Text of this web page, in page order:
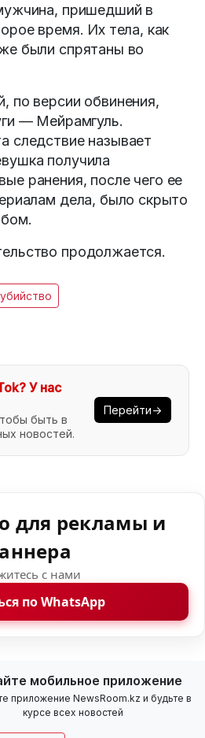
пришедший в
время. Их тела, как
были спрятаны во
по версии обвинения,
— Мейрамгуль.
следствие называет
получила
ранения, после чего ее
дела, было скрыто
продолжается.
У нас
быть в
новостей.
Перейти→
для рекламы и
с нами
по WhatsApp
мобильное приложение
приложение NewsRoom.kz и будьте в
курсе всех новостей